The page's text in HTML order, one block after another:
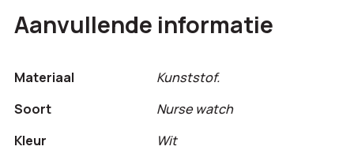
Aanvullende informatie
Materiaal
Kunststof.
Soort
Nurse watch
Kleur
Wit